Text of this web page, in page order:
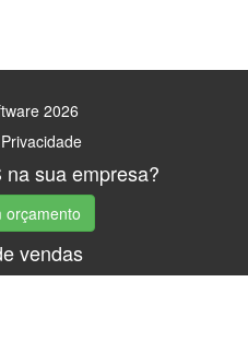
2026
sua empresa?
orçamento
vendas
2223